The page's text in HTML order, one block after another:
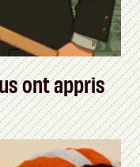
ont appris